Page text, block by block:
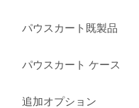
パウスカート既製品
パウスカート ケース
追加オプション